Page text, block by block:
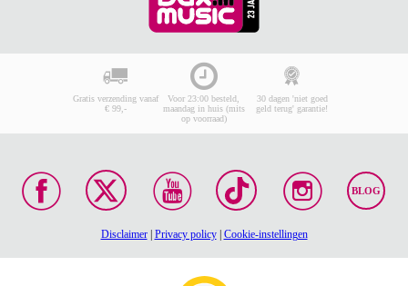
Gratis verzending vanaf
€ 99,-
Voor 23:00 besteld,
maandag in huis (mits
op voorraad)
30 dagen 'niet goed
geld terug' garantie!
BLOG
Disclaimer| Privacy policy| Cookie-instellingen